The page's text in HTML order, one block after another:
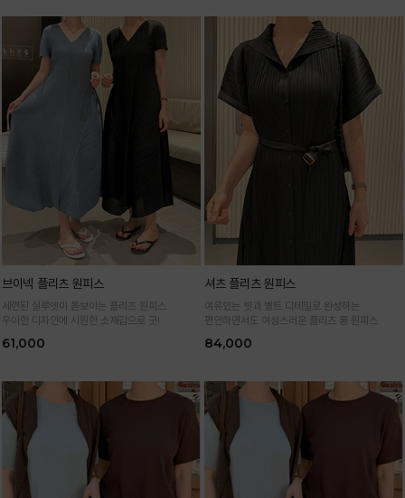
브이넥 플리츠 원피스
세련된 실루엣이 돋보이는 플리츠 원피스
우아한 디자인에 시원한 소재감으로 굿!
61,000
셔츠 플리츠 원피스
여유있는 핏과 벨트 디테일로 완성하는
편안하면서도 여성스러운 플리츠 롱 원피스
84,000